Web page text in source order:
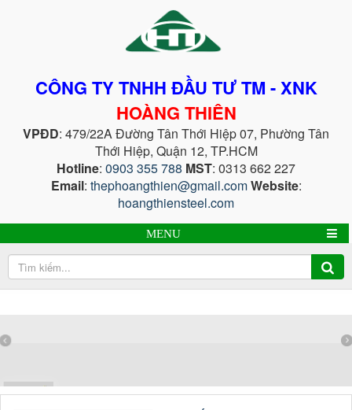
CÔNG TY TNHH ĐẦU TƯ TM - XNK
HOÀNG THIÊN
VPĐD: 479/22A Đường Tân Thới Hiệp 07, Phường Tân
Thới Hiệp, Quận 12, TP.HCM
Hotline: 0903 355 788 MST: 0313 662 227
Email: thephoangthien@gmail.comWebsite:
hoangthiensteel.com
MENU